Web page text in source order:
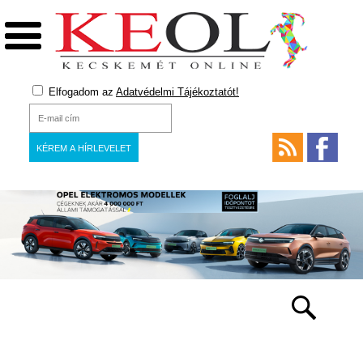
Elfogadom az Adatvédelmi Tájékoztatót!